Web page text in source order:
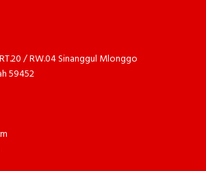
/ RW.04 Sinanggul Mlonggo
59452